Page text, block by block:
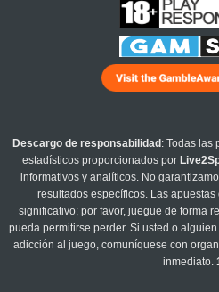
Descargo de responsabilidad : Todas las
estadísticos proporcionados por
informativos y analíticos. No
resultados específicos. Las
significativo; por favor, juegue de forma
pueda permitirse perder. Si usted o
adicción al juego, comuníquese con
inmediato.